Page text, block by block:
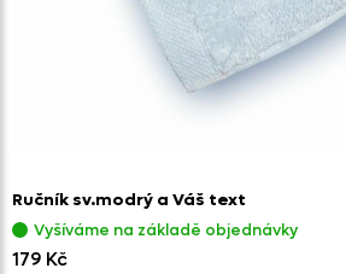
Ručník sv.modrý a Váš text
Vyšíváme na základě objednávky
179 Kč